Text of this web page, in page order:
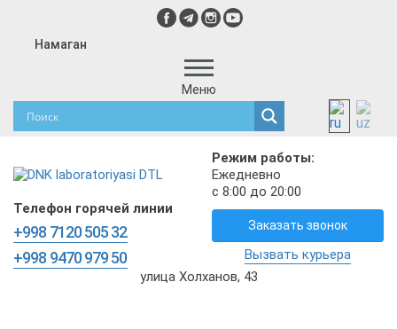
Намаган
Меню
Режим работы:
Ежедневно
с 8:00 до 20:00
Телефон горячей линии
+998 7120 505 32
+998 9470 979 50
Заказать звонок
Вызвать курьера
улица Холханов, 43